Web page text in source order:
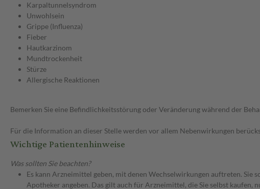
Karpaltunnelsyndrom
Unwohlsein
Grippe (Influenza)
Fieber
Hautkarzinom
Mundtrockenheit
Stürze
Allergische Reaktionen
Bemerken Sie eine Befindlichkeitsstörung oder Veränderung während der
Für die Information an dieser Stelle werden vor allem Nebenwirkungen
Wichtige Patientenhinweise
Was sollten Sie beachten?
Es kann Arzneimittel geben, mit denen Wechselwirkungen auftreten. Sie
Apotheker angeben. Das gilt auch für Arzneimittel, die Sie selbst